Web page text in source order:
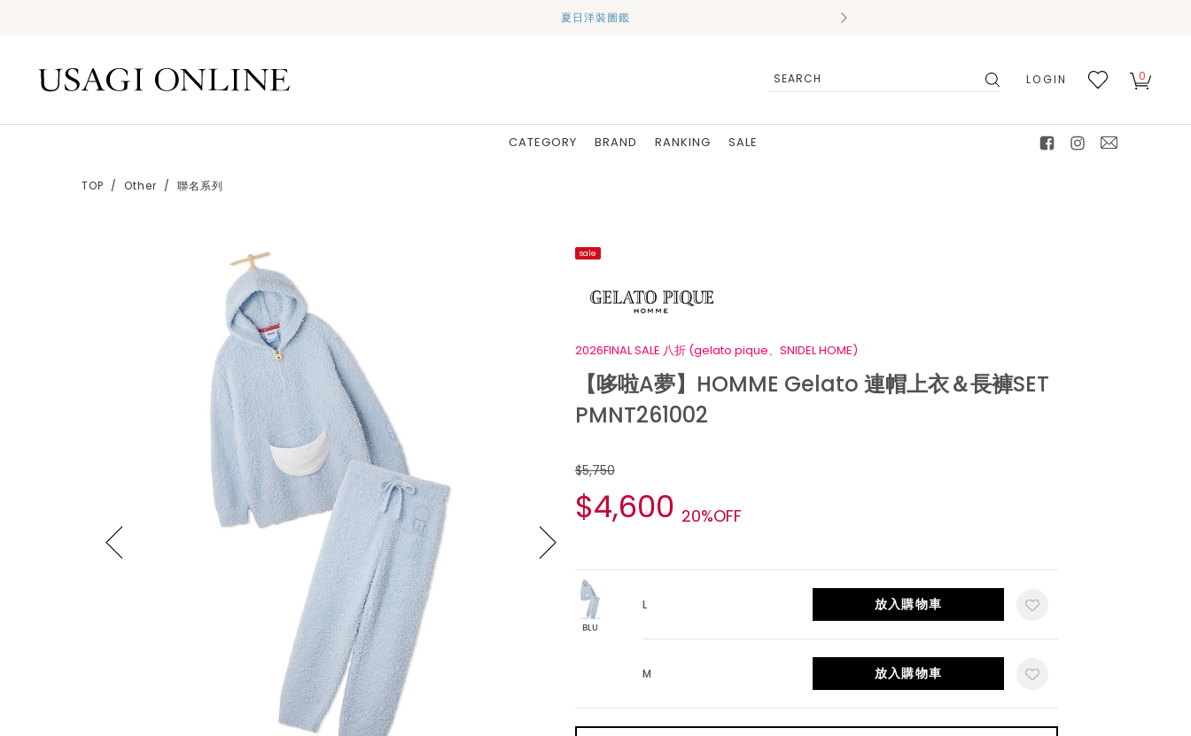
夏日洋裝圖鑑
LOGIN 0
CATEGORY BRAND RANKING
SALE
TOP Other 聯名系列
sale
2026FINAL SALE 八折 (gelato pique、SNIDEL HOME)
【哆啦A夢】HOMME Gelato 連帽上衣＆長褲SET
PMNT261002
$5,750
$4,600 20%OFF
BLU
L 放入購物車
M 放入購物車